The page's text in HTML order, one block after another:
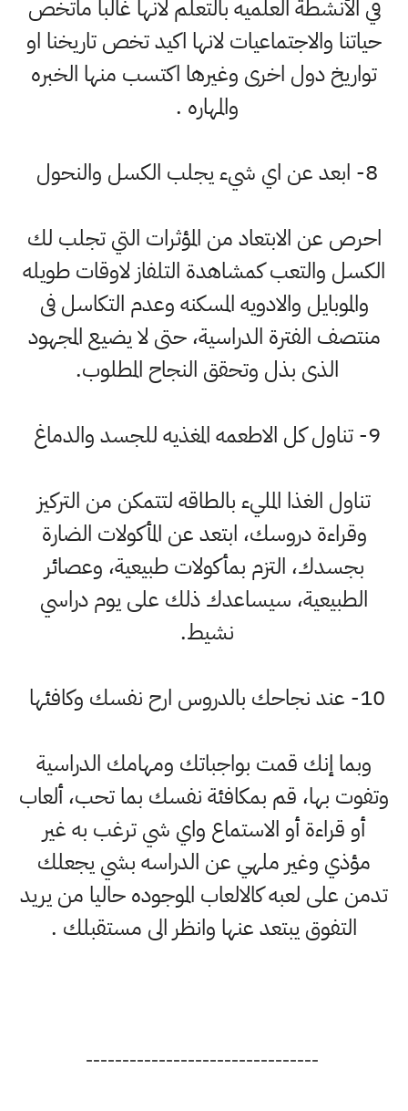
في الأنشطة العلميه بالتعلم لانها غالبا ماتخص
حياتنا والاجتماعيات لانها اكيد تخص تاريخنا او
تواريخ دول اخرى وغيرها اكتسب منها الخبره
والمهاره .
8- ابعد عن اي شيء يجلب الكسل والنحول
احرص عن الابتعاد من المؤثرات التي تجلب لك
الكسل والتعب كمشاهدة التلفاز لاوقات طويله
والموبايل والادويه المسكنه وعدم التكاسل فى
منتصف الفترة الدراسية، حتى لا يضيع المجهود
الذى بذل وتحقق النجاح المطلوب.
9- تناول كل الاطعمه المغذيه للجسد والدماغ
تناول الغذا المليء بالطاقه لتتمكن من التركيز
وقراءة دروسك، ابتعد عن المأكولات الضارة
بجسدك، التزم بمأكولات طبيعية، وعصائر
الطبيعية، سيساعدك ذلك على يوم دراسي
نشيط.
10- عند نجاحك بالدروس ارح نفسك وكافئها
وبما إنك قمت بواجباتك ومهامك الدراسية
وتفوت بها، قم بمكافئة نفسك بما تحب، ألعاب
أو قراءة أو الاستماع واي شي ترغب به غير
مؤذي وغير ملهي عن الدراسه بشي يجعلك
تدمن على لعبه كالالعاب الموجوده حاليا من يريد
التفوق يبتعد عنها وانظر الى مستقبلك .
--------------------------------